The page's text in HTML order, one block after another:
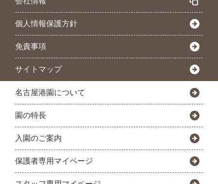
個人情報保護方針
免責事項
サイトマップ
名古屋港園について
園の特長
入園のご案内
保護者専用マイページ